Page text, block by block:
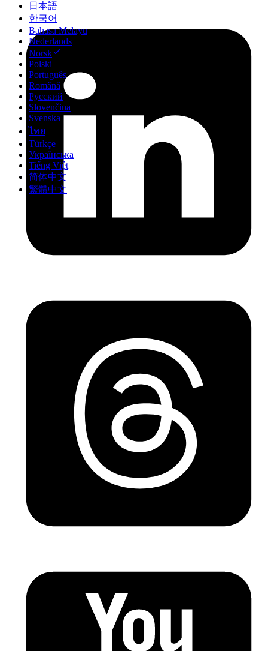
日本語
한국어
Bahasa Melayu
Nederlands
Norsk
Polski
Português
Română
Русский
Slovenčina
Svenska
ไทย
Türkçe
Українська
Tiếng Việt
简体中文
繁體中文